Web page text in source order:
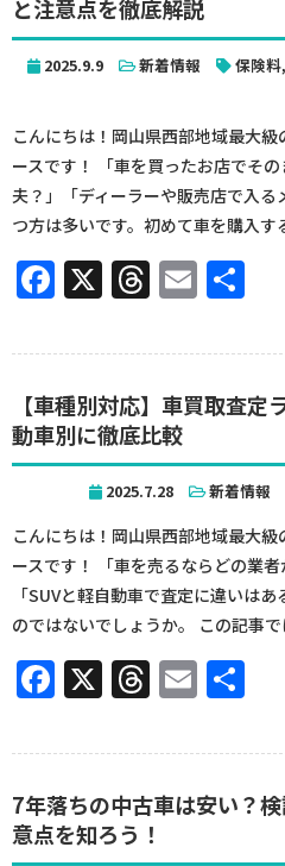
と注意点を徹底解説
2025.9.9 新着情報 保険料,
こんにちは！岡山県西部地域最大
ースです！ 「車を買ったお店でそ
夫？」「ディーラーや販売店で入
つ方は多いです。初めて車を購入
Facebook
X Threads
Email
【車種別対応】車買取査定
動車別に徹底比較
2025.7.28 新着情報
こんにちは！岡山県西部地域最大
ースです！ 「車を売るならどの業者
「SUVと軽自動車で査定に違いは
のではないでしょうか。 この記事
Facebook
X Threads
Email
7年落ちの中古車は安い？
意点を知ろう！